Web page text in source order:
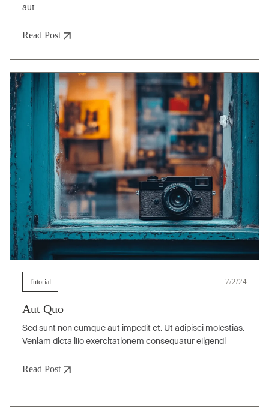
aut
Read Post
Tutorial 7/2/24
Aut Quo
Sed sunt non cumque aut impedit et. Ut adipisci molestias.
Veniam dicta illo exercitationem consequatur eligendi
Read Post